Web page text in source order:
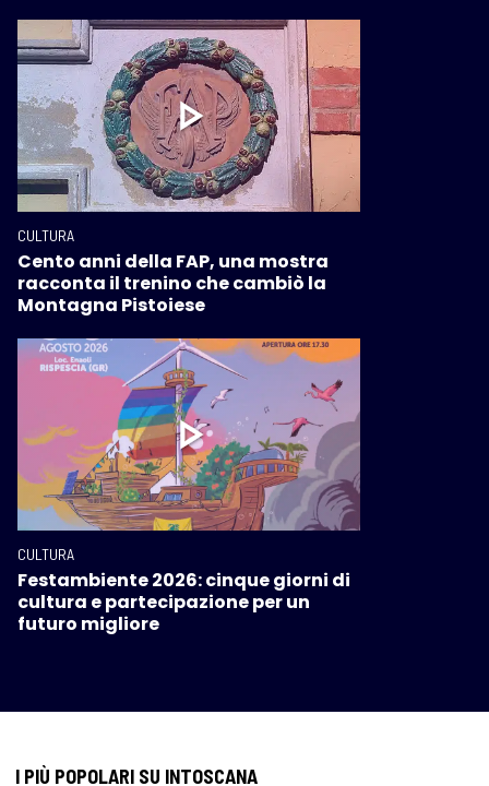
CULTURA
Cento anni della FAP, una mostra
racconta il trenino che cambiò la
Montagna Pistoiese
CULTURA
Festambiente 2026: cinque giorni di
cultura e partecipazione per un
futuro migliore
I PIÙ POPOLARI SU INTOSCANA